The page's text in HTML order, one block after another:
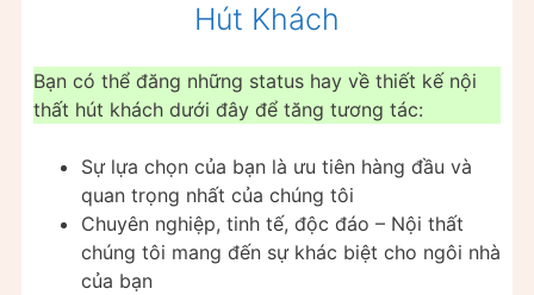
Hút Khách
Bạn có thể đăng những status hay về thiết kế nội
thất hút khách dưới đây để tăng tương tác:
Sự lựa chọn của bạn là ưu tiên hàng đầu và
quan trọng nhất của chúng tôi
Chuyên nghiệp, tinh tế, độc đáo – Nội thất
chúng tôi mang đến sự khác biệt cho ngôi nhà
của bạn